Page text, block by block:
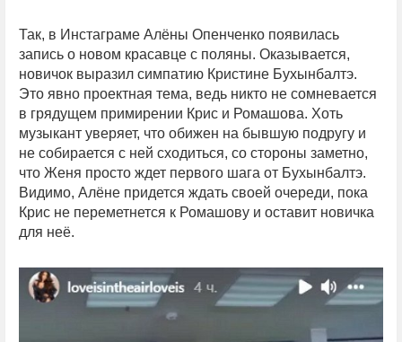
Так, в Инстаграме Алёны Опенченко появилась
запись о новом красавце с поляны. Оказывается,
новичок выразил симпатию Кристине Бухынбалтэ.
Это явно проектная тема, ведь никто не сомневается
в грядущем примирении Крис и Ромашова. Хоть
музыкант уверяет, что обижен на бывшую подругу и
не собирается с ней сходиться, со стороны заметно,
что Женя просто ждет первого шага от Бухынбалтэ.
Видимо, Алёне придется ждать своей очереди, пока
Крис не переметнется к Ромашову и оставит новичка
для неё.